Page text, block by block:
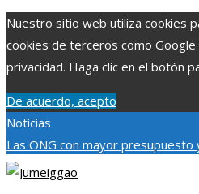
Nuestro sitio web utiliza cookies
cookies de terceros como
privacidad. Haga clic en el botón
De acuerdo, acepto
Noticias
Las ONG con mayor presupuesto
su impacto en la regulación bancaria